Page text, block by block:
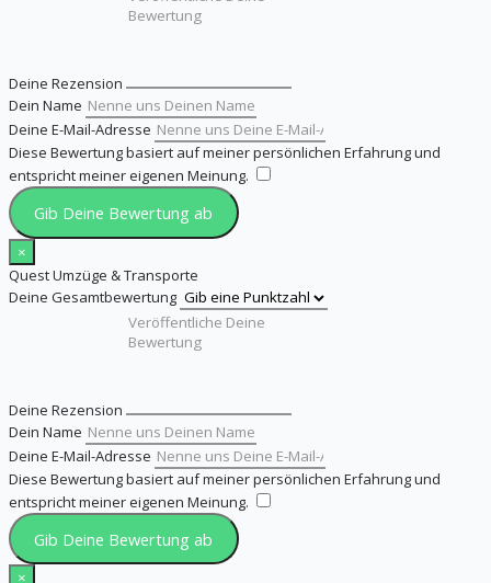
Deine Rezension
Dein Name
Deine E-Mail-Adresse
Diese Bewertung basiert auf meiner persönlichen Erfahrung und
entspricht meiner eigenen Meinung.
Gib Deine Bewertung ab
×
Quest Umzüge & Transporte
Deine Gesamtbewertung
Deine Rezension
Dein Name
Deine E-Mail-Adresse
Diese Bewertung basiert auf meiner persönlichen Erfahrung und
entspricht meiner eigenen Meinung.
Gib Deine Bewertung ab
×